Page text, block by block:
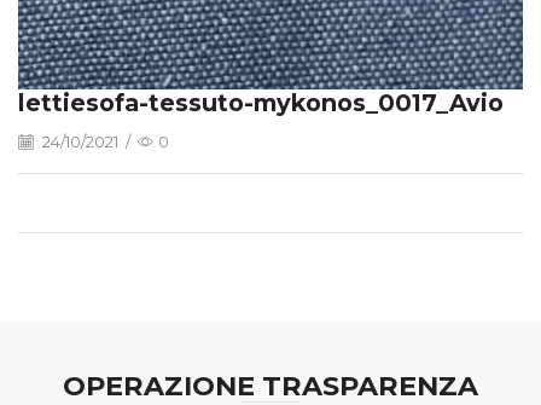
lettiesofa-tessuto-mykonos_0017_Avio
24/10/2021 / 0
OPERAZIONE TRASPARENZA